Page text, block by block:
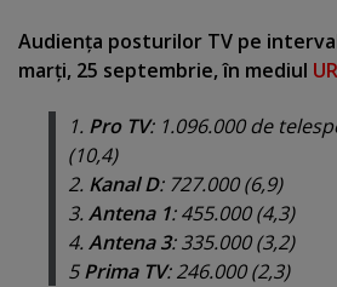
Audienţa posturilor TV pe
marţi, 25 septembrie, în mediul
1. Pro TV: 1.096.000 de
(10,4)
2. Kanal D: 727.000 (6,9)
3. Antena 1: 455.000 (4,3)
4. Antena 3: 335.000 (3,2)
5Prima TV: 246.000 (2,3)